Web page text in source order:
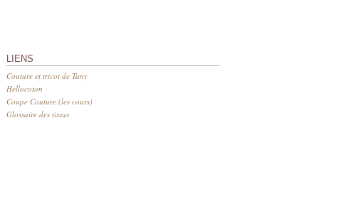
LIENS
Couture et tricot de Tany
Hellocoton
Coupe Couture (les cours)
Glossaire des tissus